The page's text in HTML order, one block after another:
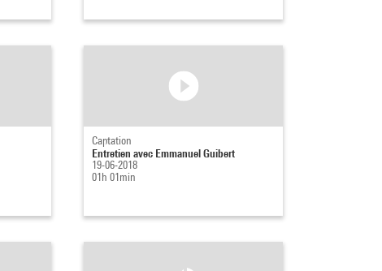
Captation
Entretien avec Emmanuel Guibert
19-06-2018
01h 01min